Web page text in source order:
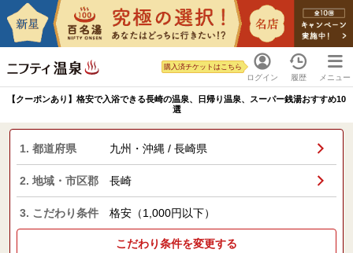
ログイン
購入済チケットはこちら
履歴 メニュー
【クーポンあり】格安で入浴できる長崎の温泉、日帰り温泉、スーパー銭湯おすすめ10
選
1. 都道府県 九州・沖縄 / 長崎県
2. 地域・市区郡 長崎
3. こだわり条件 格安（1,000円以下）
こだわり条件を変更する